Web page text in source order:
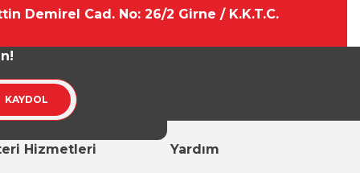
Demirel Cad. No: 26/2 Girne / K.K.T.C.
KAYDOL
Hizmetleri Yardım